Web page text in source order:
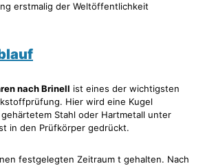
erstmalig der Weltöffentlichkeit
nach Brinell ist eines der wichtigsten
Hier wird eine Kugel
Stahl oder Hartmetall unter
in den Prüfkörper gedrückt.
festgelegten Zeitraum t gehalten. Nach